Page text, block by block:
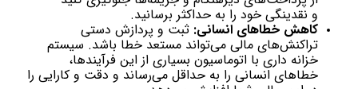
و نقدینگی خود را به حداکثر برسانید.
کاهش خطاهای انسانی: ثبت و پردازش دستی
تراکنش‌های مالی می‌تواند مستعد خطا باشد. سیستم
خزانه داری با اتوماسیون بسیاری از این فرآیندها،
خطاهای انسانی را به حداقل می‌رساند و دقت و کارایی را